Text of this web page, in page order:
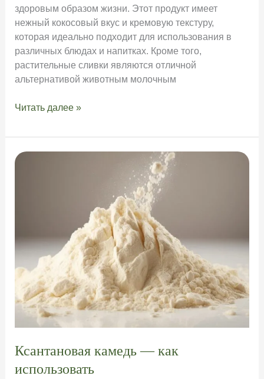
здоровым образом жизни. Этот продукт имеет
нежный кокосовый вкус и кремовую текстуру,
которая идеально подходит для использования в
различных блюдах и напитках. Кроме того,
растительные сливки являются отличной
альтернативой животным молочным
Как
кокосовые
сливки
Читать далее »
Ксантановая камедь — как
использовать